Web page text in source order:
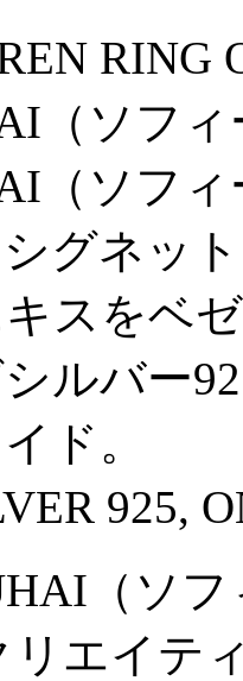
（ソフ
（ソフ
グネッ
スをベ
ルバー
ド。
925,
（ソ
リエイテ